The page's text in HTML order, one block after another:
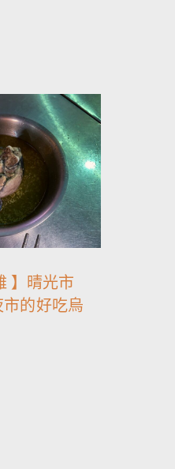
】晴光市
的好吃烏